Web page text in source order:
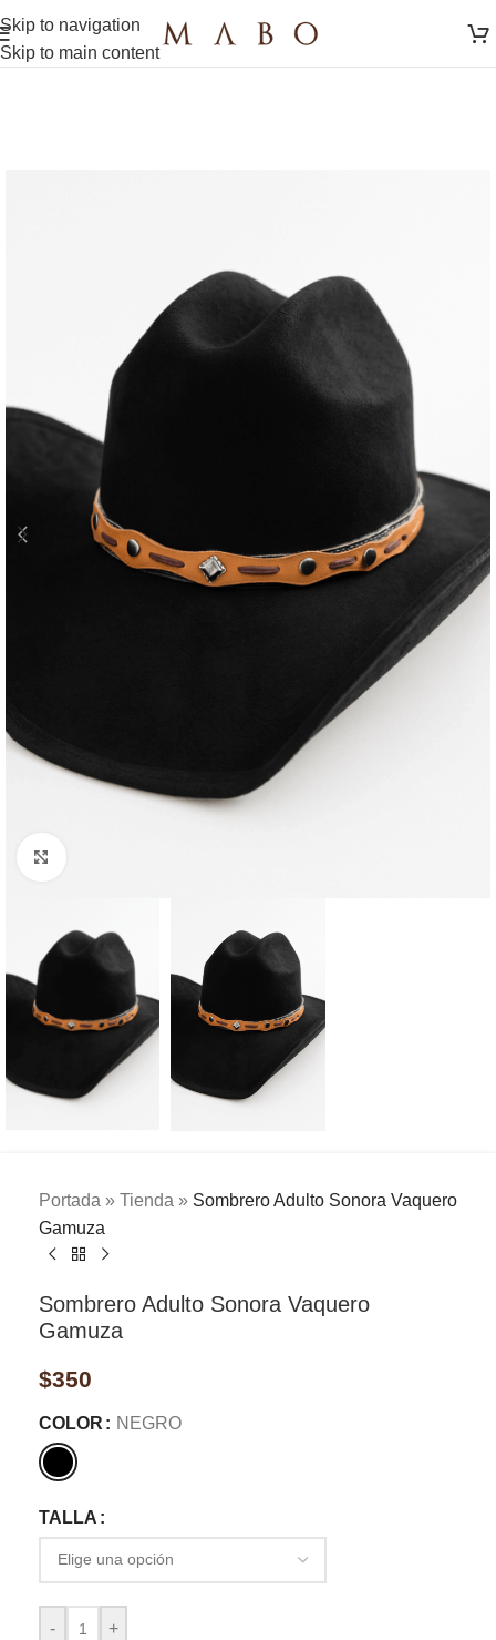
Skip to navigation
Skip to main content
Portada » Tienda » Sombrero Adulto Sonora Vaquero
Gamuza
Sombrero Adulto Sonora Vaquero
Gamuza
$350
COLOR NEGRO
TALLA
- +